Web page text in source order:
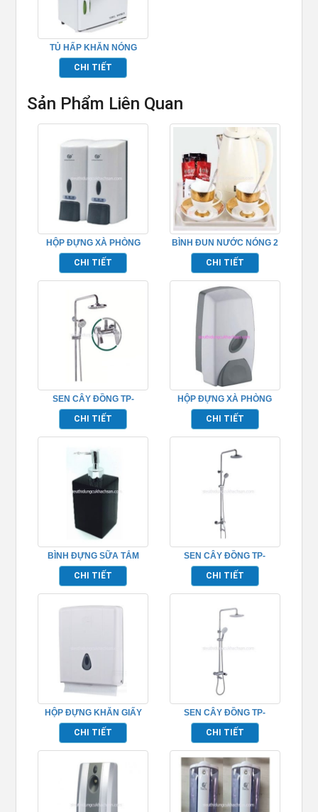
TỦ HẤP KHĂN NÓNG
DÙNG TRONG SPA
CHI TIẾT
Sản Phẩm Liên Quan
HỘP ĐỰNG XÀ PHÒNG
TP695152
CHI TIẾT
BÌNH ĐUN NƯỚC NÓNG 2
LỚP TP695006
CHI TIẾT
SEN CÂY ĐỒNG TP-
652001
CHI TIẾT
HỘP ĐỰNG XÀ PHÒNG
TP526080
CHI TIẾT
BÌNH ĐỰNG SỮA TẮM
TP695153
CHI TIẾT
SEN CÂY ĐỒNG TP-
652016
CHI TIẾT
HỘP ĐỰNG KHĂN GIẤY
TP695159
CHI TIẾT
SEN CÂY ĐỒNG TP-
652010
CHI TIẾT